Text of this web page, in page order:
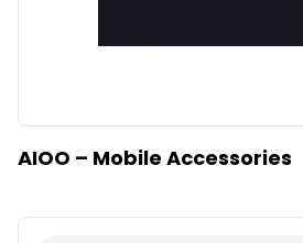
AIOO – Mobile Accessories